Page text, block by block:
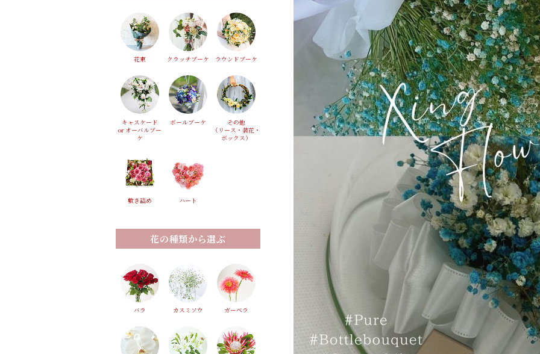
花束 クラッチブーケ ラウンドブーケ
キャスケード
or オーバルブー
ケ
ボールブーケ
その他
（リース・装花・
ボックス）
敷き詰め ハート
花の種類から選ぶ
バラ カスミソウ ガーベラ